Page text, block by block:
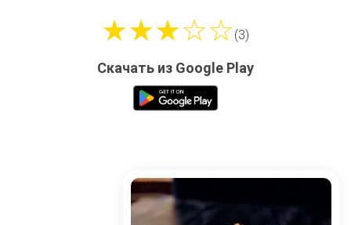
★★★☆☆(3)
Скачать из Google Play